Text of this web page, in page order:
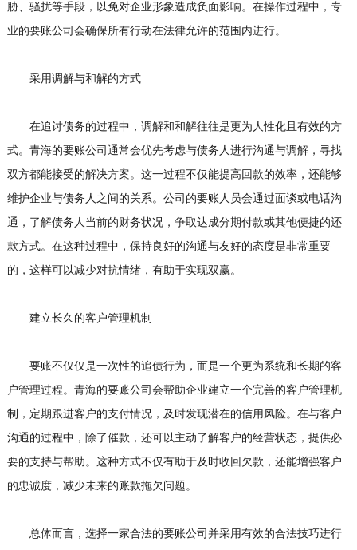
胁、骚扰等手段，以免对企业形象造成负面影响。在操作过程中，专
业的要账公司会确保所有行动在法律允许的范围内进行。
采用调解与和解的方式
在追讨债务的过程中，调解和和解往往是更为人性化且有效的方
式。青海的要账公司通常会优先考虑与债务人进行沟通与调解，寻找
双方都能接受的解决方案。这一过程不仅能提高回款的效率，还能够
维护企业与债务人之间的关系。公司的要账人员会通过面谈或电话沟
通，了解债务人当前的财务状况，争取达成分期付款或其他便捷的还
款方式。在这种过程中，保持良好的沟通与友好的态度是非常重要
的，这样可以减少对抗情绪，有助于实现双赢。
建立长久的客户管理机制
要账不仅仅是一次性的追债行为，而是一个更为系统和长期的客
户管理过程。青海的要账公司会帮助企业建立一个完善的客户管理机
制，定期跟进客户的支付情况，及时发现潜在的信用风险。在与客户
沟通的过程中，除了催款，还可以主动了解客户的经营状态，提供必
要的支持与帮助。这种方式不仅有助于及时收回欠款，还能增强客户
的忠诚度，减少未来的账款拖欠问题。
总体而言，选择一家合法的要账公司并采用有效的合法技巧进行